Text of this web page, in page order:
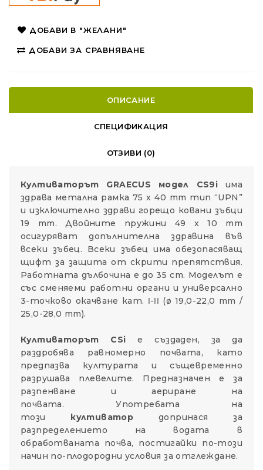
ДОБАВИ В "ЖЕЛАНИ"
ДОБАВИ ЗА СРАВНЯВАНЕ
ОПИСАНИЕ
СПЕЦИФИКАЦИЯ
ОТЗИВИ (0)
Култиваторът GRAECUS модел CS9i има
здрава метална рамка 75 х 40 mm тип “UPN”
и изключително здрави горещо ковани зъбци
19 mm. Двойните пружини 49 x 10 mm
осигуряват допълнителна здравина във
всеки зъбец. Всеки зъбец има обезопасяващ
щифт за защита от скрити препятствия.
Работната дълбочина е до 35 cm. Моделът е
със сменяеми работни органи и универсално
3-точково окачване кат. Ι-ΙΙ (ø 19,0-22,0 mm /
25,0-28,0 mm).
Култиваторът CSi е създаден, за да
раздробява равномерно почвата, като
предпазва културата и същевременно
разрушава плевелите. Предназначен е за
разпенване и аериране на
почвата. Употребата на
този култиватор допринася за
разпределението на водата в
обработваната почва, постигайки по-този
начин по-плодородни условия за отглеждане.